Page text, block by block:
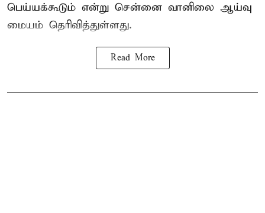
பெய்யக்கூடும் என்று சென்னை வானிலை ஆய்வு
மையம் தெரிவித்துள்ளது.
Read More